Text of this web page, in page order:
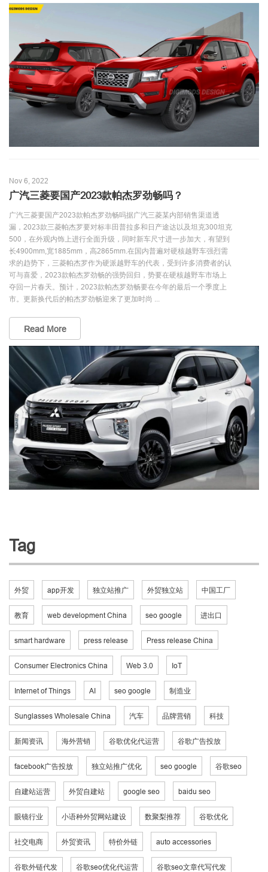
Nov 6, 2022
广汽三菱要国产2023款帕杰罗劲畅吗？
广汽三菱要国产2023款帕杰罗劲畅吗据广汽三菱某内部销售渠道透
漏，2023款三菱帕杰罗要对标丰田普拉多和日产途达以及坦克300坦克
500，在外观内饰上进行全面升级，同时新车尺寸进一步加大，有望到
长4900mm,宽1885mm，高2865mm.在国内普遍对硬核越野车强烈需
求的趋势下，三菱帕杰罗作为硬派越野车的代表，受到许多消费者的认
可与喜爱，2023款帕杰罗劲畅的强势回归，势要在硬核越野车市场上
夺回一片春天。预计，2023款帕杰罗劲畅要在今年的最后一个季度上
市。更新换代后的帕杰罗劲畅迎来了更加时尚 ...
Read More
Tag
外贸 app开发 独立站推广 外贸独立站 中国工厂
教育 web development China seo google 进出口
smart hardware press release Press release China
Consumer Electronics China Web 3.0 IoT
Internet of Things AI seo google 制造业
Sunglasses Wholesale China 汽车 品牌营销 科技
新闻资讯 海外营销 谷歌优化代运营 谷歌广告投放
facebook广告投放 独立站推广优化 seo google 谷歌seo
自建站运营 外贸自建站 google seo baidu seo
眼镜行业 小语种外贸网站建设 数聚梨推荐 谷歌优化
社交电商 外贸资讯 特价外链 auto accessories
谷歌外链代发 谷歌seo优化代运营 谷歌seo文章代写代发